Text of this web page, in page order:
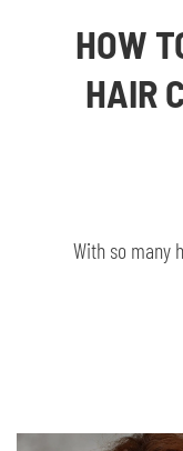
HOW
HAIR
With so many